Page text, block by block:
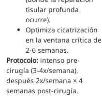
tisular profunda
ocurre).
Optimiza cicatrización
en la ventana crítica de
2-6 semanas.
Protocolo: intenso pre-
cirugía (3-4x/semana),
después 2x/semana × 4
semanas post-cirugía.